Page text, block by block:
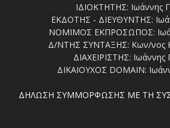
ΙΔΙΟΚΤΗΤΗΣ: Ιωάννης
ΕΚΔΟΤΗΣ - ΔΙΕΥΘΥΝΤΗΣ:
ΝΟΜΙΜΟΣ ΕΚΠΡΟΣΩΠΟΣ:
Δ/ΝΤΗΣ ΣΥΝΤΑΞΗΣ: Κων/νος
ΔΙΑΧΕΙΡΙΣΤΗΣ: Ιωάννης
ΔΙΚΑΙΟΥΧΟΣ DOMAIN:
ΔΗΛΩΣΗ ΣΥΜΜΟΡΦΩΣΗΣ ΜΕ ΤΗ